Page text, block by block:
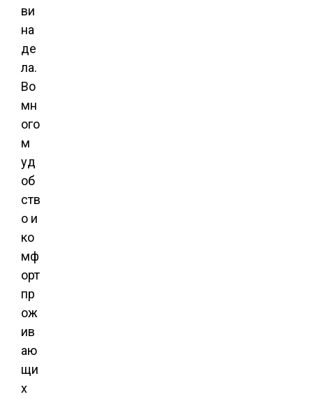
ви
на
де
ла.
Во
мн
ого
м
уд
об
ств
о и
ко
мф
орт
пр
ож
ив
аю
щи
х